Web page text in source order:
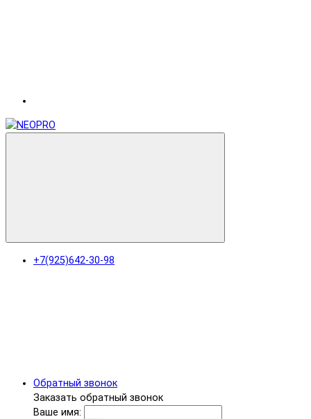
+7(925)642-30-98
Обратный звонок
Заказать обратный звонок
Ваше имя: